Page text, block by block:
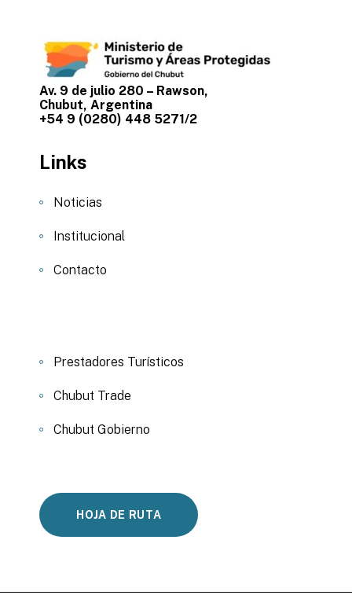
Av. 9 de julio 280 – Rawson,
Chubut, Argentina
+54 9 (0280) 448 5271/2
Links
Noticias
Institucional
Contacto
Prestadores Turísticos
Chubut Trade
Chubut Gobierno
HOJA DE RUTA